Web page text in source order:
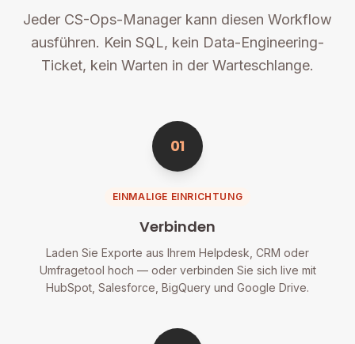
Jeder CS-Ops-Manager kann diesen Workflow
ausführen. Kein SQL, kein Data-Engineering-
Ticket, kein Warten in der Warteschlange.
01
EINMALIGE EINRICHTUNG
Verbinden
Laden Sie Exporte aus Ihrem Helpdesk, CRM oder
Umfragetool hoch — oder verbinden Sie sich live mit
HubSpot, Salesforce, BigQuery und Google Drive.